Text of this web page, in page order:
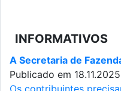
INFORMATIVOS
A Secretaria de
Publicado em 18.11.2025